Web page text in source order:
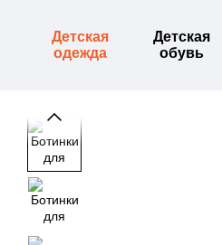
Детская
одежда
Детская
обувь